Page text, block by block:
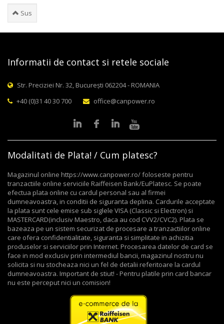
Sus
Informatii de contact si retele sociale
Str. Preciziei Nr. 32, București 062204 - ROMANIA
+40 (0)31 40 30 700
office@canpower.ro
Modalitati de Plata! / Cum platesc?
Magazinul online https://www.canpower.ro/ foloseste pentru
tranzactiile online serviciile Raiffeisen Bank/EuPlatesc. Se poate
efectua plata online cu cardul personal sau al firmei
dumneavoastra, in conditii de siguranta deplina. Cardurile acceptate
la plata sunt cele emise sub siglele VISA (Classic si Electron) si
MASTERCARD(inclusiv Maestro, daca au cod CVV2/CVC2). Plata se
bazeaza pe un sistem securizat de procesare a tranzactiilor online
care ofera confidentialitate, siguranta si simplitate in achizitia
produselor si serviciilor prin Internet. Procesarea datelor de card se
face in mod exclusiv prin intermediul bancii, magazinul nostru nu
solicita si nu stocheaza nici un fel de detalii referitoare la cardul
dumneavoastra. Important de stiut! - Pentru platile prin card bancar
nu este perceput nici un comision!